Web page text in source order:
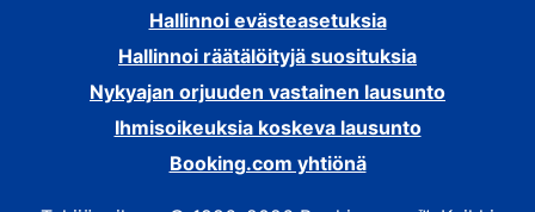
Hallinnoi evästeasetuksia
Hallinnoi räätälöityjä suosituksia
Nykyajan orjuuden vastainen lausunto
Ihmisoikeuksia koskeva lausunto
Booking.com yhtiönä